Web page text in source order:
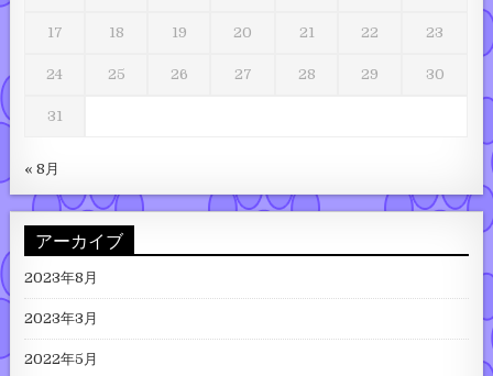
17 18 19 20 21 22 23
24 25 26 27 28 29 30
31
« 8月
アーカイブ
2023年8月
2023年3月
2022年5月